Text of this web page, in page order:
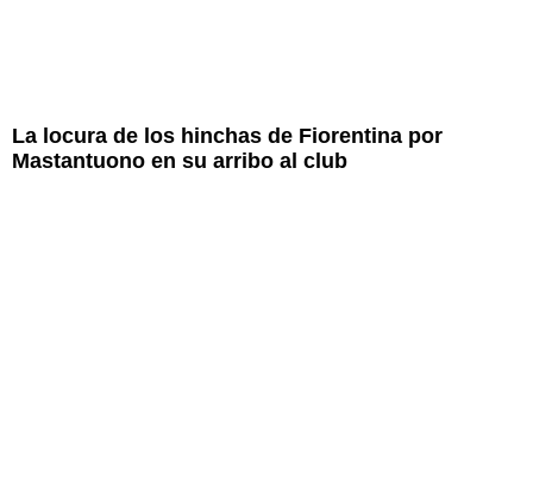
La locura de los hinchas de Fiorentina por
Mastantuono en su arribo al club